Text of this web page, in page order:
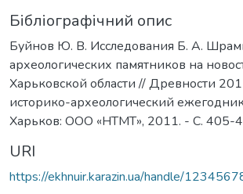
Бібліографічний опис
Буйнов Ю. В. Исследования Б. А.
археологических памятников на
Харьковской области // Древности
историко-археологический
Харьков: ООО «НТМТ», 2011. - C. 405-
URI
https://ekhnuir.karazin.ua/handle/